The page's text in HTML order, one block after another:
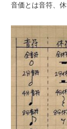
音価とは音符、